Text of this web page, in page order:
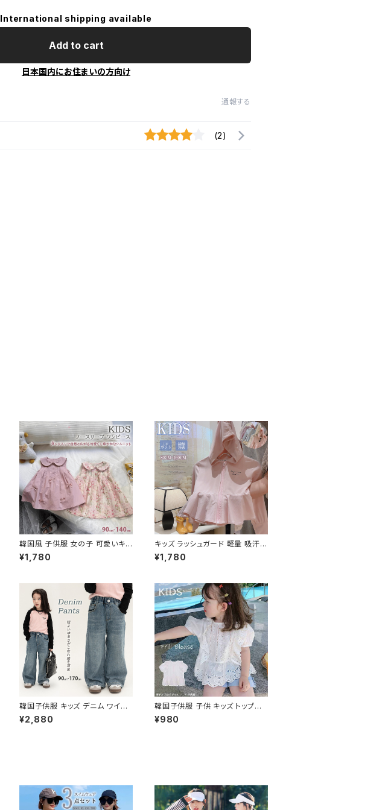
International shipping available
Add to cart
日本国内にお住まいの方向け
通報する
(2)
韓国風 子供服 女の子 可愛いキッ
ズ ノースリーブワンピース可愛い
襟 ドレス
¥1,780
キッズ ラッシュガード 軽量 吸汗速
乾 パーカー フード付き UVカット
日焼け
¥1,780
韓国子供服 キッズ デニム ワイド
ジーンズ パンツ ズボン ボトムス
カジュアル
¥2,880
韓国子供服 子供 キッズ トップス
ブラウス レース ホワイト 肩フリル
裾フリル 白 半袖
¥980